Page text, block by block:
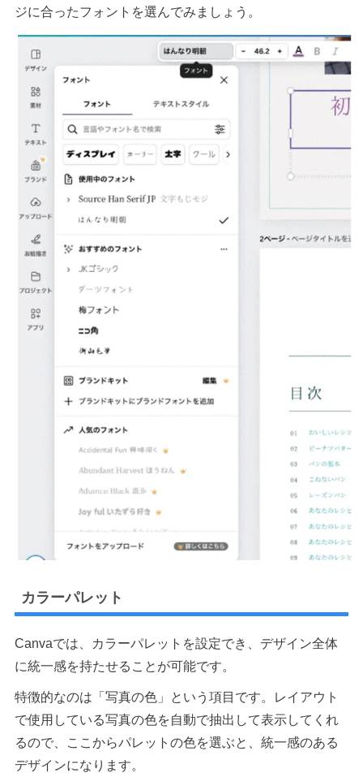
ジに合ったフォントを選んでみましょう。
カラーパレット
Canvaでは、カラーパレットを設定でき、デザイン全体
に統一感を持たせることが可能です。
特徴的なのは「写真の色」という項目です。レイアウト
で使用している写真の色を自動で抽出して表示してくれ
るので、ここからパレットの色を選ぶと、統一感のある
デザインになります。